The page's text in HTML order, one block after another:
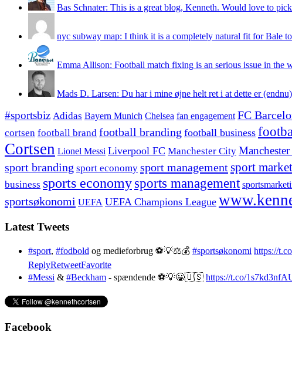
Bas Schnater: This is a great blog, Kenneth. Would love to
nyc subway map: I think it is a completely natural fit for Bale
Emma Allison: Football match fixing is an serious issue in the
Mads D. Larsen: Du har i mine øjne helt ret i at dette er
#sportsbiz Adidas Bayern Munich Chelsea fan engagement FC
cortsen football brand football branding football business
Cortsen Lionel Messi Liverpool FC Manchester City
sport branding sport economy sport managementsport
business sports economy sports management
sportsøkonomi UEFA UEFA Champions League
Latest Tweets
#sport, #fodbold og medieforbrug ⚽️💡⚖️💰 #sportsøkonomi https://
ReplyRetweetFavorite
#Messi & #Beckham - spændende ⚽️💡😀🇺🇸 https://t.co/
Facebook